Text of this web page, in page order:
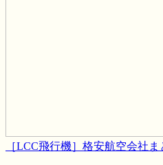
［LCC飛行機］格安航空会社ま